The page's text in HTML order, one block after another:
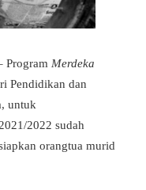
Program Merdeka
Pendidikan dan
untuk
2022 sudah
orangtua murid